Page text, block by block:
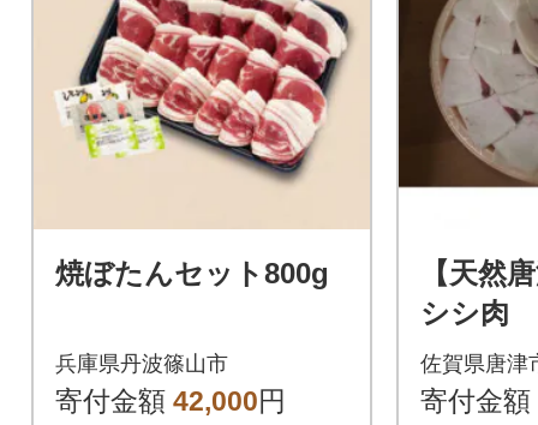
焼ぼたんセット800g
兵庫県丹波篠山市
寄付金額 42,000円
【天然
シシ肉
ット
佐賀県唐津
寄付金額